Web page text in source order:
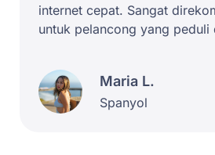
internet cepat. Sangat
untuk pelancong yang peduli
Maria L.
Spanyol